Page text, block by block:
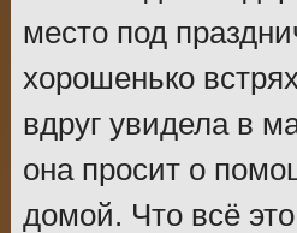
место под
хорошенько
вдруг увидела в
она просит о
домой. Что всё